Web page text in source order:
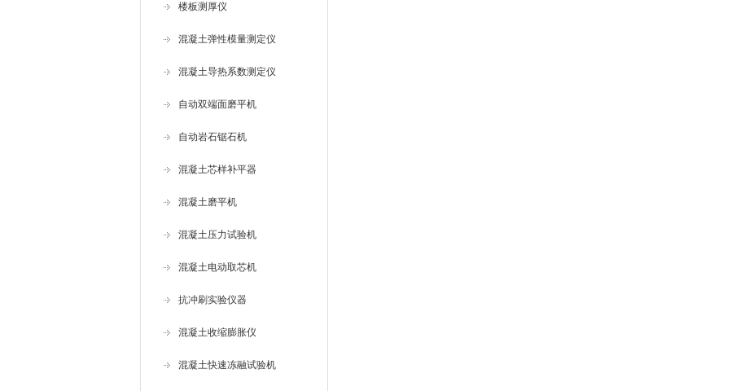
楼板测厚仪
混凝土弹性模量测定仪
混凝土导热系数测定仪
自动双端面磨平机
自动岩石锯石机
混凝土芯样补平器
混凝土磨平机
混凝土压力试验机
混凝土电动取芯机
抗冲刷实验仪器
混凝土收缩膨胀仪
混凝土快速冻融试验机